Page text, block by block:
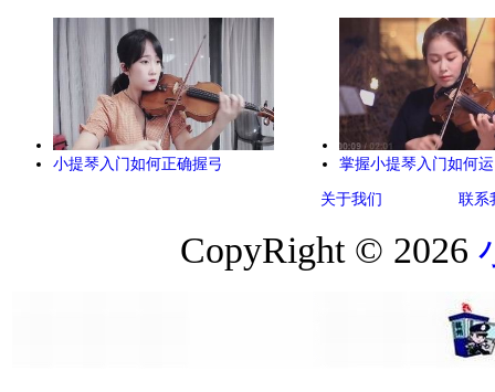
小提琴入门如何正确握弓 掌握小提琴入门如何
关于我们 联系
CopyRight © 2026